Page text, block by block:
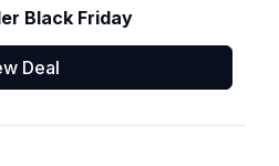
Black Friday
Deal